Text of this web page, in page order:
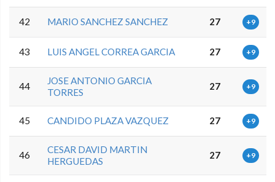
42 MARIO SANCHEZ SANCHEZ 27 +9
43 LUIS ANGEL CORREA GARCIA 27 +9
44
JOSE ANTONIO GARCIA
TORRES
27 +9
45 CANDIDO PLAZA VAZQUEZ 27 +9
46
CESAR DAVID MARTIN
HERGUEDAS
27 +9